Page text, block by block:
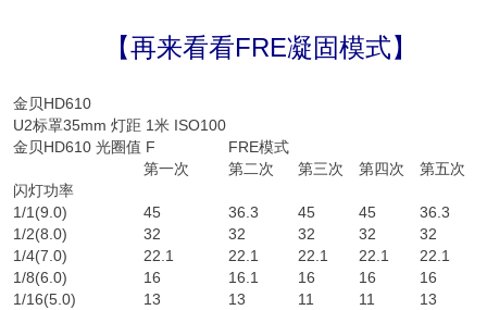
【再来看看FRE凝固模式】
金贝HD610
U2标罩35mm 灯距 1米 ISO100
金贝HD610 光圈值 F
FRE模式
第一次
第二次 第三次 第四次 第五次
闪灯功率
1/1(9.0)
45 36.3 45 45 36.3
1/2(8.0)
32 32 32 32 32
1/4(7.0)
22.1 22.1 22.1 22.1 22.1
1/8(6.0)
16 16.1 16 16 16
1/16(5.0)
13 13 11 11 13